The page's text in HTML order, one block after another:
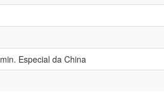
Especial da China